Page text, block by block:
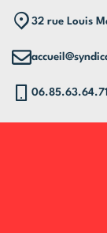
32 rue Louis
06.85.63.64.71